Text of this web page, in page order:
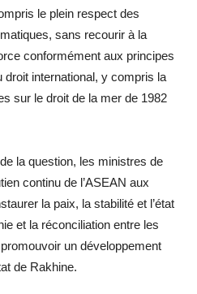
le plein respect des
sans recourir à la
conformément aux principes
international, y compris la
sur le droit de la mer de 1982
la question, les ministres de
continu de l’ASEAN aux
la paix, la stabilité et l’état
et la réconciliation entre les
un développement
de Rakhine.